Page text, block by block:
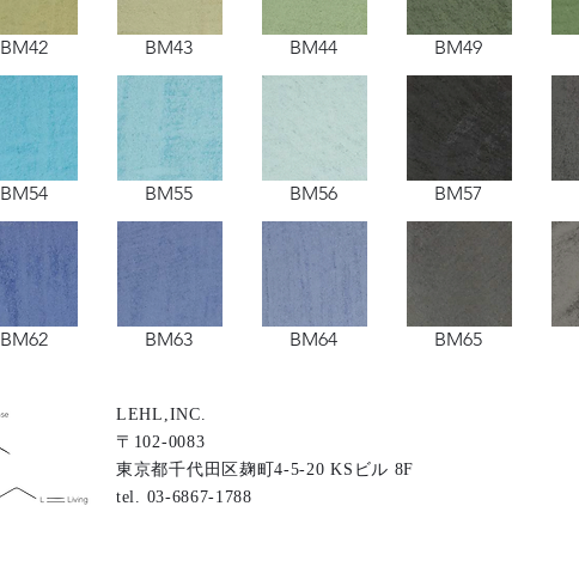
BM42
BM54
BM62
BM43
BM55
BM63
BM44
BM56
BM64
BM49
BM57
BM65
LEHL,INC.
〒102-0083
東京都千代田区麹町4-5-20 KSビル 8F
tel. 03-6867-1788